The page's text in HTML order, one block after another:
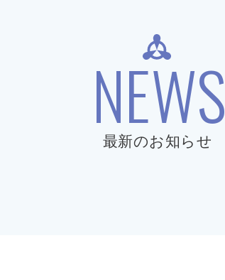
NEWS
最新のお知らせ